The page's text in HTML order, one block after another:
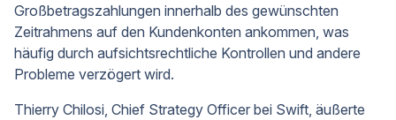
Großbetragszahlungen innerhalb des gewünschten
Zeitrahmens auf den Kundenkonten ankommen, was
häufig durch aufsichtsrechtliche Kontrollen und andere
Probleme verzögert wird.
Thierry Chilosi, Chief Strategy Officer bei Swift, äußerte